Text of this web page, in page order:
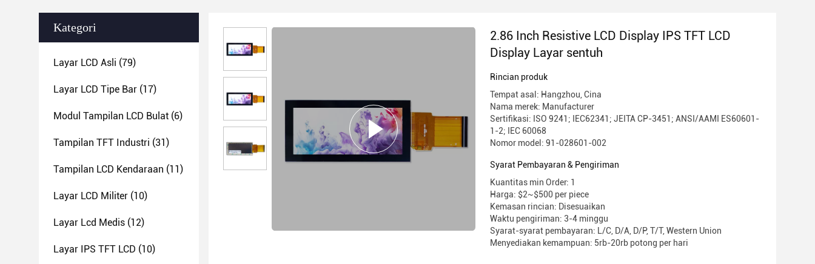
Kategori
Layar LCD Asli (79)
Layar LCD Tipe Bar (17)
Modul Tampilan LCD Bulat (6)
Tampilan TFT Industri (31)
Tampilan LCD Kendaraan (11)
Layar LCD Militer (10)
Layar Lcd Medis (12)
Layar IPS TFT LCD (10)
2.86 Inch Resistive LCD Display IPS TFT LCD
Display Layar sentuh
Rincian produk
Tempat asal: Hangzhou, Cina
Nama merek: Manufacturer
Sertifikasi: ISO 9241; IEC62341; JEITA CP-3451; ANSI/AAMI ES60601-
1-2; IEC 60068
Nomor model: 91-028601-002
Syarat Pembayaran & Pengiriman
Kuantitas min Order: 1
Harga: $2~$500 per piece
Kemasan rincian: Disesuaikan
Waktu pengiriman: 3-4 minggu
Syarat-syarat pembayaran: L/C, D/A, D/P, T/T, Western Union
Menyediakan kemampuan: 5rb-20rb potong per hari